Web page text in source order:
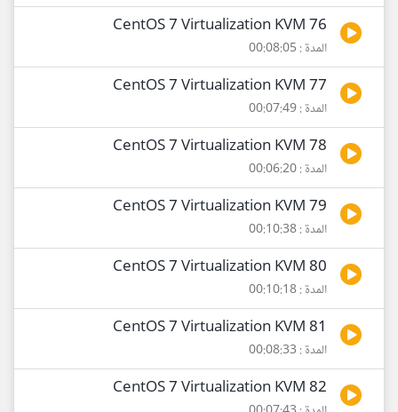
76 CentOS 7 Virtualization KVM
المدة : 00:08:05
77 CentOS 7 Virtualization KVM
المدة : 00:07:49
78 CentOS 7 Virtualization KVM
المدة : 00:06:20
79 CentOS 7 Virtualization KVM
المدة : 00:10:38
80 CentOS 7 Virtualization KVM
المدة : 00:10:18
81 CentOS 7 Virtualization KVM
المدة : 00:08:33
82 CentOS 7 Virtualization KVM